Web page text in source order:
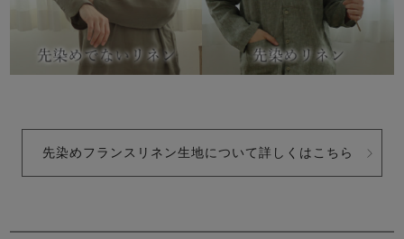
先染めフランスリネン生地について詳しくはこちら